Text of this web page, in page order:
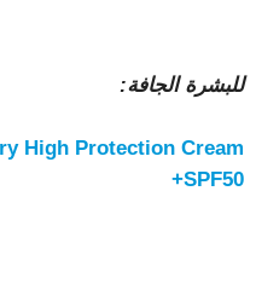
للبشرة الجافة:
High Protection Cream
SPF50+